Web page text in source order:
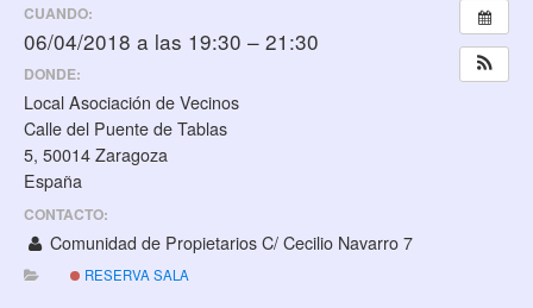
CUANDO:
06/04/2018 a las 19:30 – 21:30
DONDE:
Local Asociación de Vecinos
Calle del Puente de Tablas
5, 50014 Zaragoza
España
CONTACTO:
Comunidad de Propietarios C/ Cecilio Navarro 7
RESERVA SALA